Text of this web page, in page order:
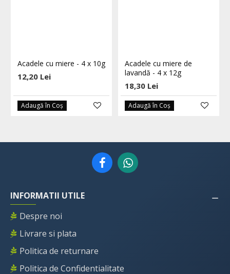
Acadele cu miere - 4 x 10g
12,20 Lei
Adaugă în Coş
Acadele cu miere de
lavandă - 4 x 12g
18,30 Lei
Adaugă în Coş
INFORMATII UTILE
Despre noi
Livrare si plata
Politica de returnare
Politica de Confidentialitate